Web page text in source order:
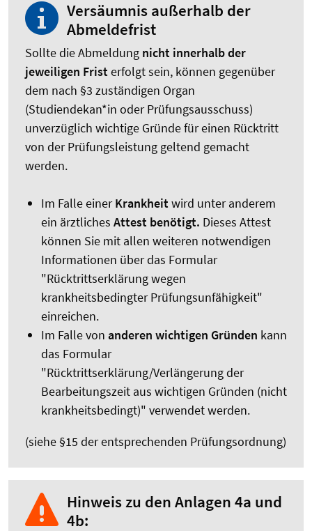
Versäumnis außerhalb der
Abmeldefrist
Sollte die Abmeldung nicht innerhalb der
jeweiligen Fristerfolgt sein, können gegenüber
dem nach §3 zuständigen Organ
(Studiendekan*in oder Prüfungsausschuss)
unverzüglich wichtige Gründe für einen Rücktritt
von der Prüfungsleistung geltend gemacht
werden.
Im Falle einerKrankheitwird unter anderem
ein ärztliches Attest benötigt. Dieses Attest
können Sie mit allen weiteren notwendigen
Informationen über das Formular
"Rücktrittserklärung wegen
krankheitsbedingter Prüfungsunfähigkeit"
einreichen.
Im Falle von anderen wichtigen Gründen kann
das Formular
"Rücktrittserklärung/Verlängerung der
Bearbeitungszeit aus wichtigen Gründen (nicht
krankheitsbedingt)" verwendet werden.
(siehe §15 der entsprechenden Prüfungsordnung)
Hinweis zu den Anlagen 4a und
4b: